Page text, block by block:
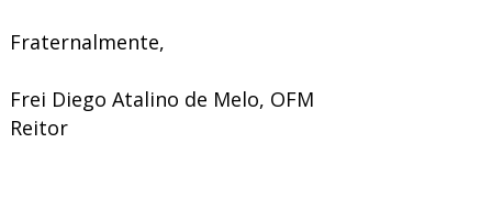
Fraternalmente,
Frei Diego Atalino de Melo, OFM
Reitor